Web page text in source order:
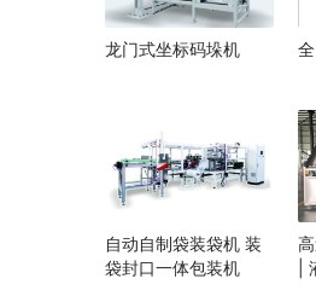
龙门式坐标码垛机
自动自制袋装袋机 装
袋封口一体包装机
|